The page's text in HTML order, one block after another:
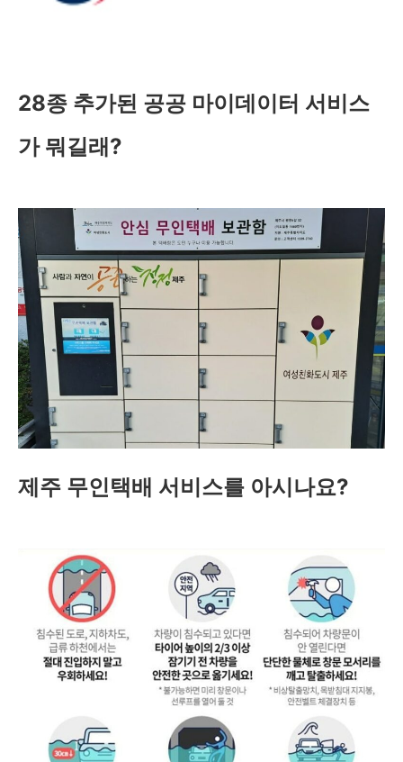
28종 추가된 공공 마이데이터 서비스
가 뭐길래?
제주 무인택배 서비스를 아시나요?